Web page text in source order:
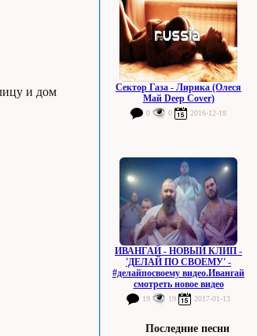
и дом
Сектор Газа - Лирика (Олеся
Май Deep Cover)
0 0 2016-12-18
ИВАНГАЙ - НОВЫЙ КЛИП -
'ДЕЛАЙ ПО СВОЕМУ' -
#делайпосвоему видео.Ивангай
смотреть новое видео
19 19 2017-01-13
Последние песни